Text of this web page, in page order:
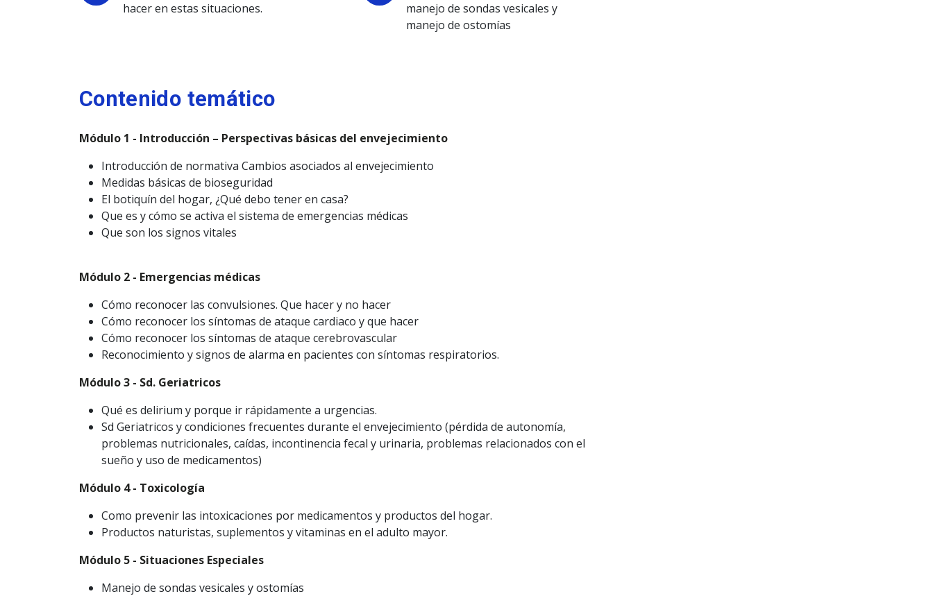
hacer en estas situaciones.
manejo de sondas vesicales y
manejo de ostomías
Contenido temático
Módulo 1 - Introducción – Perspectivas básicas del envejecimiento
Introducción de normativa Cambios asociados al envejecimiento
Medidas básicas de bioseguridad
El botiquín del hogar, ¿Qué debo tener en casa?
Que es y cómo se activa el sistema de emergencias médicas
Que son los signos vitales
Módulo 2 - Emergencias médicas
Cómo reconocer las convulsiones. Que hacer y no hacer
Cómo reconocer los síntomas de ataque cardiaco y que hacer
Cómo reconocer los síntomas de ataque cerebrovascular
Reconocimiento y signos de alarma en pacientes con síntomas respiratorios.
Módulo 3 - Sd. Geriatricos
Qué es delirium y porque ir rápidamente a urgencias.
Sd Geriatricos y condiciones frecuentes durante el envejecimiento (pérdida de autonomía,
problemas nutricionales, caídas, incontinencia fecal y urinaria, problemas relacionados con el
sueño y uso de medicamentos)
Módulo 4 - Toxicología
Como prevenir las intoxicaciones por medicamentos y productos del hogar.
Productos naturistas, suplementos y vitaminas en el adulto mayor.
Módulo 5 - Situaciones Especiales
Manejo de sondas vesicales y ostomías